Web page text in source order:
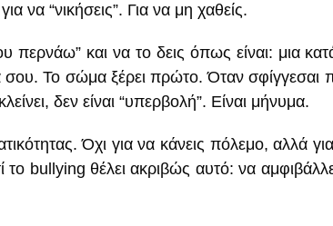
να “νικήσεις”. Για να μη χαθείς.
περνάω” και να το δεις όπως είναι: μια
σου. Το σώμα ξέρει πρώτο. Όταν σφίγγεσαι
δεν είναι “υπερβολή”. Είναι μήνυμα.
Όχι για να κάνεις πόλεμο, αλλά
το bullying θέλει ακριβώς αυτό: να